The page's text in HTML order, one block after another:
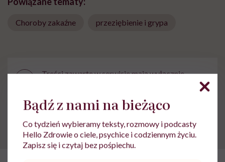
Choroby zakaźne przeziębienie i grypa
Treści zawarte w serwisie mają wyłącznie
problemów ze zdrowiem należy bezwzględnie
skonsultować się z lekarzem.
Bądź z nami na bieżąco
Co tydzień wybieramy teksty, rozmowy i podcasty
Hello Zdrowie o ciele, psychice i codziennym życiu.
Zapisz się i czytaj bez pośpiechu.